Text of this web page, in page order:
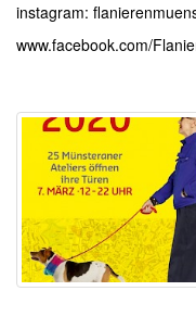
instagram:
www.facebook.com/